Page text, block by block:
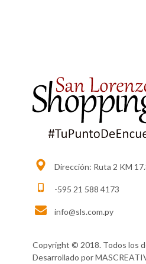
Dirección: Ruta 2 KM
-595 21 588 4173
info@sls.com.py
Copyright © 2018. Todos los
Desarrollado por